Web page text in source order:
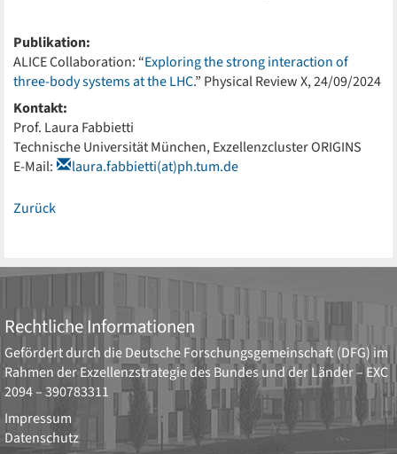
Publikation:
ALICE Collaboration: “Exploring the strong interaction of
three-body systems at the LHC.” Physical Review X, 24/09/2024
Kontakt:
Prof. Laura Fabbietti
Technische Universität München, Exzellenzcluster ORIGINS
E-Mail:
laura.fabbietti(at)ph.tum.de
Zurück
Rechtliche Informationen
Gefördert durch dieDeutsche Forschungsgemeinschaft (DFG) im
Rahmen der Exzellenzstrategie des Bundes und der Länder – EXC
2094 – 390783311
Impressum
Datenschutz